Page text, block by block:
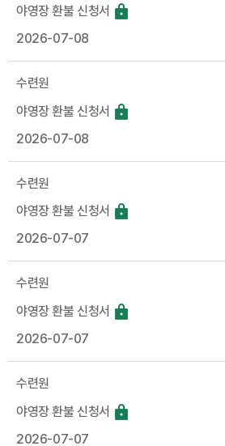
야영장 환불 신청서
2026-07-08
수련원
야영장 환불 신청서
2026-07-08
수련원
야영장 환불 신청서
2026-07-07
수련원
야영장 환불 신청서
2026-07-07
수련원
야영장 환불 신청서
2026-07-07